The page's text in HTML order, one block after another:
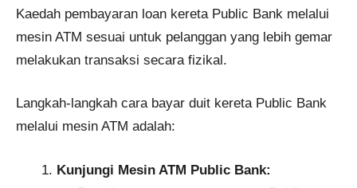
Kaedah pembayaran loan kereta Public Bank melalui
mesin ATM sesuai untuk pelanggan yang lebih gemar
melakukan transaksi secara fizikal.
Langkah-langkah cara bayar duit kereta Public Bank
melalui mesin ATM adalah:
Kunjungi Mesin ATM Public Bank: